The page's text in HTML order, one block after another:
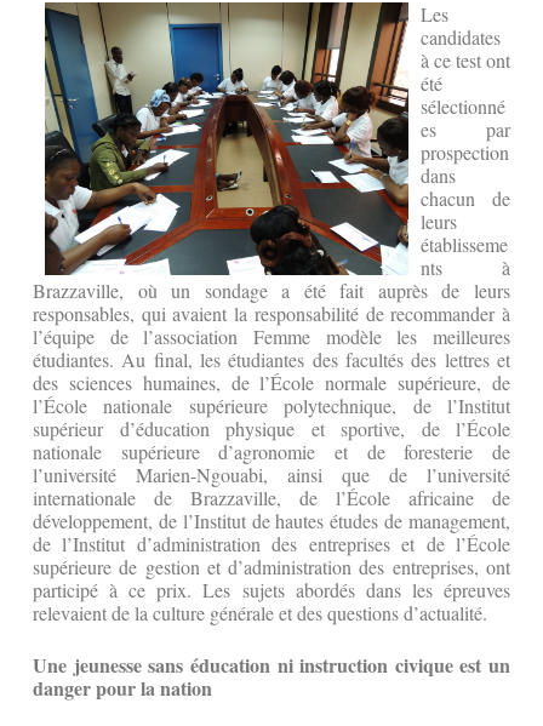
Les
candidates
à ce test ont
été
sélectionné
es par
prospection
dans
chacun de
leurs
établisseme
nts à
Brazzaville, où un sondage a été fait auprès de leurs
responsables, qui avaient la responsabilité de recommander à
l’équipe de l’association Femme modèle les meilleures
étudiantes. Au final, les étudiantes des facultés des lettres et
des sciences humaines, de l’École normale supérieure, de
l’École nationale supérieure polytechnique, de l’Institut
supérieur d’éducation physique et sportive, de l’École
nationale supérieure d’agronomie et de foresterie de
l’université Marien-Ngouabi, ainsi que de l’université
internationale de Brazzaville, de l’École africaine de
développement, de l’Institut de hautes études de management,
de l’Institut d’administration des entreprises et de l’École
supérieure de gestion et d’administration des entreprises, ont
participé à ce prix. Les sujets abordés dans les épreuves
relevaient de la culture générale et des questions d’actualité.
Une jeunesse sans éducation ni instruction civique est un
danger pour la nation